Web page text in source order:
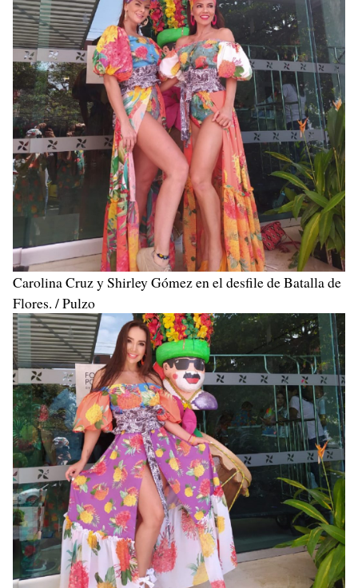
Carolina Cruz y Shirley Gómez en el desfile de Batalla de
Flores. / Pulzo